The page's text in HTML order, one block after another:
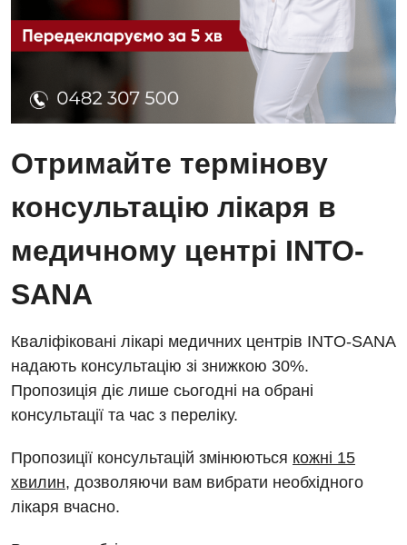
Отримайте термінову
консультацію лікаря в
медичному центрі INTO-
SANA
Кваліфіковані лікарі медичних центрів INTO-SANA
надають консультацію зі знижкою 30%.
Пропозиція діє лише сьогодні на обрані
консультації та час з переліку.
Пропозиції консультацій змінюються кожні 15
хвилин, дозволяючи вам вибрати необхідного
лікаря вчасно.